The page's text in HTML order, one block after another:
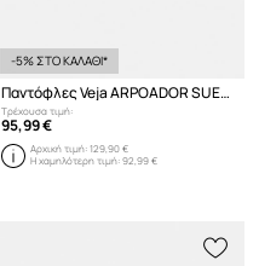
-5% ΣΤΟ ΚΑΛΑΘΙ*
Παντόφλες Veja ARPOADOR SUEDE
Τρέχουσα τιμή:
95,99 €
Αρχική τιμή:129,90 €
Η χαμηλότερη τιμή:92,99 €